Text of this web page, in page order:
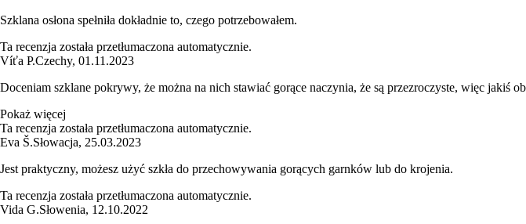
Szklana osłona spełniła dokładnie to, czego potrzebowałem.
Ta recenzja została przetłumaczona automatycznie.
Víťa P.Czechy, 01.11.2023
Doceniam szklane pokrywy, że można na nich stawiać gorące naczynia, że są przezroczyste, więc jakiś
Pokaż więcej
Ta recenzja została przetłumaczona automatycznie.
Eva Š.Słowacja, 25.03.2023
Jest praktyczny, możesz użyć szkła do przechowywania gorących garnków lub do krojenia.
Ta recenzja została przetłumaczona automatycznie.
Vida G.Słowenia, 12.10.2022